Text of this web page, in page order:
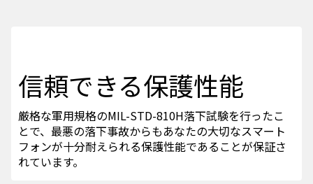
信頼できる保護性能
厳格な軍用規格のMIL-STD-810H落下試験を行ったこ
とで、最悪の落下事故からもあなたの大切なスマート
フォンが十分耐えられる保護性能であることが保証さ
れています。